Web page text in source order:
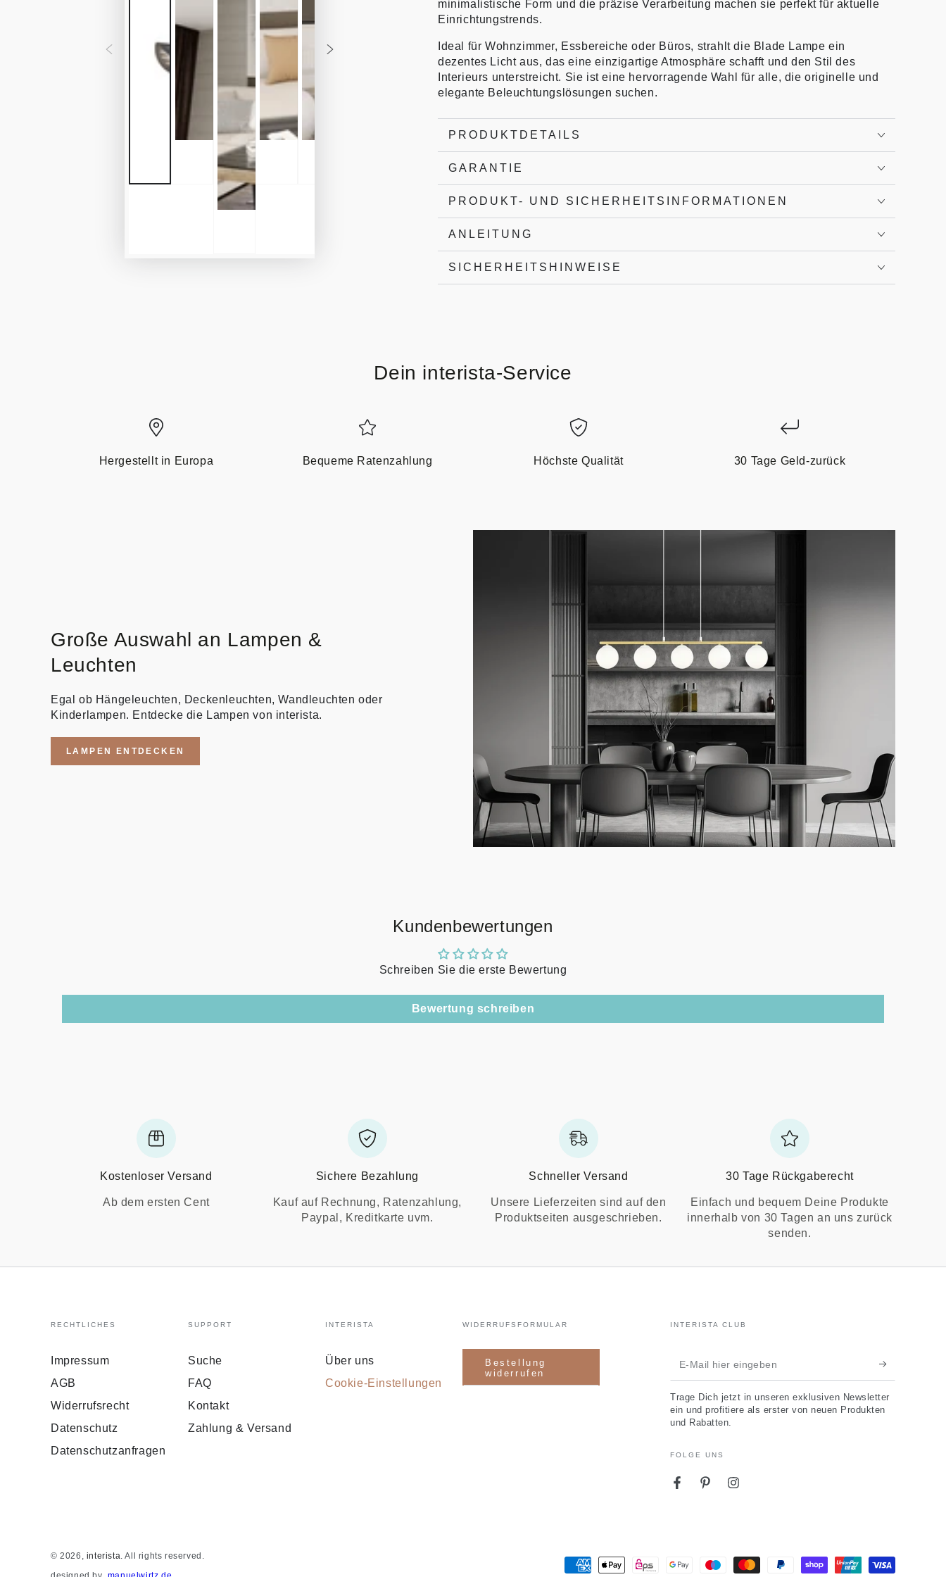
minimalistische Form und die präzise Verarbeitung machen sie perfekt für aktuelle
Einrichtungstrends.
Ideal für Wohnzimmer, Essbereiche oder Büros, strahlt die Blade Lampe ein
dezentes Licht aus, das eine einzigartige Atmosphäre schafft und den Stil des
Interieurs unterstreicht. Sie ist eine hervorragende Wahl für alle, die originelle und
elegante Beleuchtungslösungen suchen.
PRODUKTDETAILS
GARANTIE
PRODUKT- UND SICHERHEITSINFORMATIONEN
ANLEITUNG
SICHERHEITSHINWEISE
Dein interista-Service
Hergestellt in Europa Bequeme Ratenzahlung Höchste Qualität 30 Tage Geld-zurück
Große Auswahl an Lampen &
Leuchten
Egal ob Hängeleuchten, Deckenleuchten, Wandleuchten oder
Kinderlampen. Entdecke die Lampen von interista.
LAMPEN ENTDECKEN
Kundenbewertungen
Schreiben Sie die erste Bewertung
Bewertung schreiben
Kostenloser Versand
Ab dem ersten Cent
Sichere Bezahlung
Kauf auf Rechnung, Ratenzahlung,
Paypal, Kreditkarte uvm.
Schneller Versand
Unsere Lieferzeiten sind auf den
Produktseiten ausgeschrieben.
30 Tage Rückgaberecht
Einfach und bequem Deine Produkte
innerhalb von 30 Tagen an uns zurück
senden.
RECHTLICHES
Impressum
AGB
Widerrufsrecht
Datenschutz
Datenschutzanfragen
SUPPORT
Suche
FAQ
Kontakt
Zahlung & Versand
INTERISTA
Über uns
Cookie-Einstellungen
WIDERRUFSFORMULAR
Bestellung
widerrufen
INTERISTA CLUB
E-
Mail
hier
eingeben
Trage Dich jetzt in unseren exklusiven Newsletter
ein und profitiere als erster von neuen Produkten
und Rabatten.
FOLGE UNS
FacebookPinterestInstagram
© 2026, interista. All rights reserved.
designed by manuelwirtz.de
Zahlungsmöglichkeiten